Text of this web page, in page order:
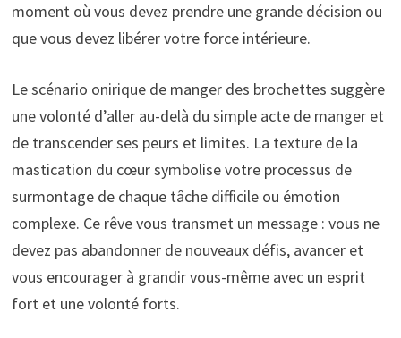
moment où vous devez prendre une grande décision ou
que vous devez libérer votre force intérieure.
Le scénario onirique de manger des brochettes suggère
une volonté d’aller au-delà du simple acte de manger et
de transcender ses peurs et limites. La texture de la
mastication du cœur symbolise votre processus de
surmontage de chaque tâche difficile ou émotion
complexe. Ce rêve vous transmet un message : vous ne
devez pas abandonner de nouveaux défis, avancer et
vous encourager à grandir vous-même avec un esprit
fort et une volonté forts.